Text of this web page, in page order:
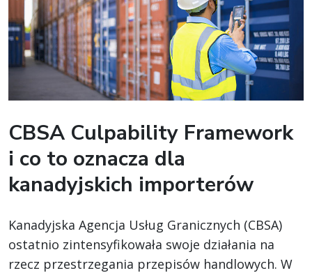
CBSA Culpability Framework
i co to oznacza dla
kanadyjskich importerów
Kanadyjska Agencja Usług Granicznych (CBSA)
ostatnio zintensyfikowała swoje działania na
rzecz przestrzegania przepisów handlowych. W